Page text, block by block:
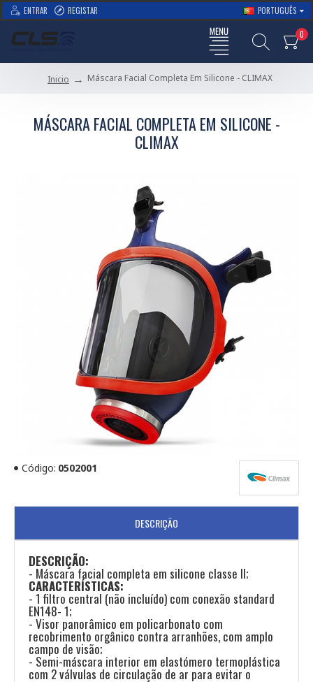
ENTRAR REGISTAR PORTUGUÊS
0
Inicio Máscara Facial Completa Em Silicone - CLIMAX
MÁSCARA FACIAL COMPLETA EM SILICONE -
CLIMAX
Código: 0502001
DESCRIÇÃO
DESCRIÇÃO:
- Máscara facial completa em silicone classe II;
CARACTERÍSTICAS:
- 1 filtro central (não incluído) com conexão standard
EN148- 1;
- Visor panorâmico em policarbonato com
recobrimento orgânico contra arranhões, com amplo
campo de visão;
- Semi-máscara interior em elastómero termoplástica
com 2 válvulas de circulação de ar para evitar o